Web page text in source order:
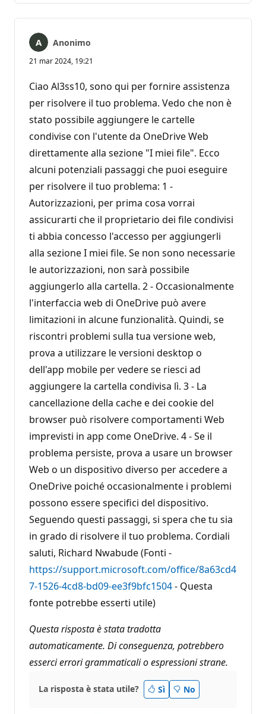
Anonimo
21 mar 2024, 19:21
Ciao Al3ss10, sono qui per fornire assistenza
per risolvere il tuo problema. Vedo che non è
stato possibile aggiungere le cartelle
condivise con l'utente da OneDrive Web
direttamente alla sezione "I miei file". Ecco
alcuni potenziali passaggi che puoi eseguire
per risolvere il tuo problema: 1 -
Autorizzazioni, per prima cosa vorrai
assicurarti che il proprietario dei file condivisi
ti abbia concesso l'accesso per aggiungerli
alla sezione I miei file. Se non sono necessarie
le autorizzazioni, non sarà possibile
aggiungerlo alla cartella. 2 - Occasionalmente
l'interfaccia web di OneDrive può avere
limitazioni in alcune funzionalità. Quindi, se
riscontri problemi sulla tua versione web,
prova a utilizzare le versioni desktop o
dell'app mobile per vedere se riesci ad
aggiungere la cartella condivisa lì. 3 - La
cancellazione della cache e dei cookie del
browser può risolvere comportamenti Web
imprevisti in app come OneDrive. 4 - Se il
problema persiste, prova a usare un browser
Web o un dispositivo diverso per accedere a
OneDrive poiché occasionalmente i problemi
possono essere specifici del dispositivo.
Seguendo questi passaggi, si spera che tu sia
in grado di risolvere il tuo problema. Cordiali
saluti, Richard Nwabude (Fonti -
https://support.microsoft.com/office/8a63cd4
7-1526-4cd8-bd09-ee3f9bfc1504- Questa
fonte potrebbe esserti utile)
Questa risposta è stata tradotta
automaticamente. Di conseguenza, potrebbero
esserci errori grammaticali o espressioni strane.
La risposta è stata utile? Sì No